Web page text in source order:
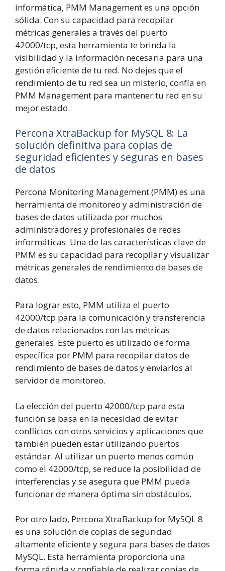
informática, PMM Management es una opción
sólida. Con su capacidad para recopilar
métricas generales a través del puerto
42000/tcp, esta herramienta te brinda la
visibilidad y la información necesaria para una
gestión eficiente de tu red. No dejes que el
rendimiento de tu red sea un misterio, confía en
PMM Management para mantener tu red en su
mejor estado.
Percona XtraBackup for MySQL 8: La
solución definitiva para copias de
seguridad eficientes y seguras en bases
de datos
Percona Monitoring Management (PMM) es una
herramienta de monitoreo y administración de
bases de datos utilizada por muchos
administradores y profesionales de redes
informáticas. Una de las características clave de
PMM es su capacidad para recopilar y visualizar
métricas generales de rendimiento de bases de
datos.
Para lograr esto, PMM utiliza el puerto
42000/tcp para la comunicación y transferencia
de datos relacionados con las métricas
generales. Este puerto es utilizado de forma
específica por PMM para recopilar datos de
rendimiento de bases de datos y enviarlos al
servidor de monitoreo.
La elección del puerto 42000/tcp para esta
función se basa en la necesidad de evitar
conflictos con otros servicios y aplicaciones que
también pueden estar utilizando puertos
estándar. Al utilizar un puerto menos común
como el 42000/tcp, se reduce la posibilidad de
interferencias y se asegura que PMM pueda
funcionar de manera óptima sin obstáculos.
Por otro lado, Percona XtraBackup for MySQL 8
es una solución de copias de seguridad
altamente eficiente y segura para bases de datos
MySQL. Esta herramienta proporciona una